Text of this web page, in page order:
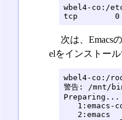
wbel4-co:/
tcp        0
次は、Emacs
elをインストー
wbel4-co:/
警告: /mnt/
Preparing...
1:emacs-
2:emacs